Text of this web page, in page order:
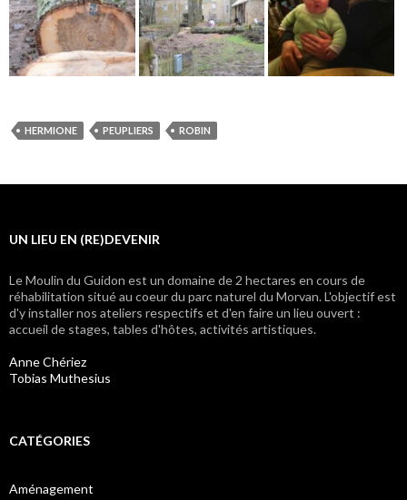
HERMIONE PEUPLIERS ROBIN
UN LIEU EN (RE)DEVENIR
Le Moulin du Guidon est un domaine de 2 hectares en cours de
réhabilitation situé au coeur du parc naturel du Morvan. L'objectif est
d'y installer nos ateliers respectifs et d'en faire un lieu ouvert :
accueil de stages, tables d'hôtes, activités artistiques.
Anne Chériez
Tobias Muthesius
CATÉGORIES
Aménagement